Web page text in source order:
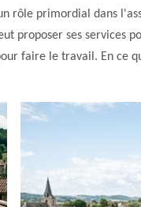
rôle primordial dans
proposer ses services
faire le travail. En ce